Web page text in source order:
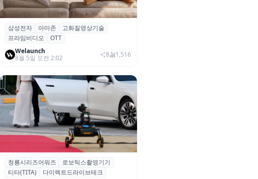
삼성전자·아마존, 프라임 비디오에
‘HDR10+ 어드밴스드’ 적용
삼성전자 아마존
고화질영상기술
프라임비디오
OTT
Welaunch
8월 5일 오전 2:02
8 1,516
청룡시리즈어워즈 레드카펫에 등장한 바
퀴형 이족 보행 로봇 ‘티타(TITA)’
청룡시리즈어워즈
로보틱스촬영기기
티타(TITA)
다이렉트드라이브테크